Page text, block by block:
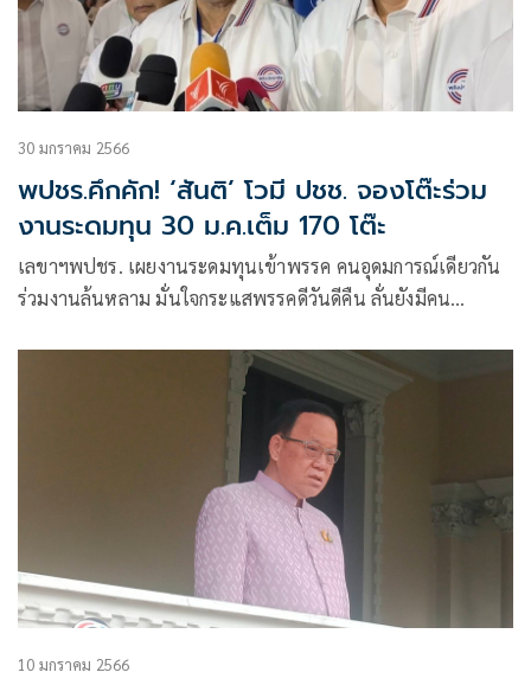
30 มกราคม 2566
พปชร.คึกคัก! ‘สันติ’ โวมี ปชช. จองโต๊ะร่วม
งานระดมทุน 30 ม.ค.เต็ม 170 โต๊ะ
เลขาฯพปชร. เผยงานระดมทุนเข้าพรรค คนอุดมการณ์เดียวกัน
ร่วมงานล้นหลาม มั่นใจกระแสพรรคดีวันดีคืน ลั่นยังมีคน
10 มกราคม 2566